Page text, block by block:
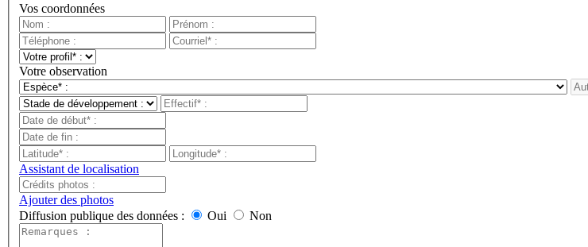
Vos coordonnées
Votre observation
Assistant de localisation
Ajouter des photos
Diffusion publique des données :
Oui Non